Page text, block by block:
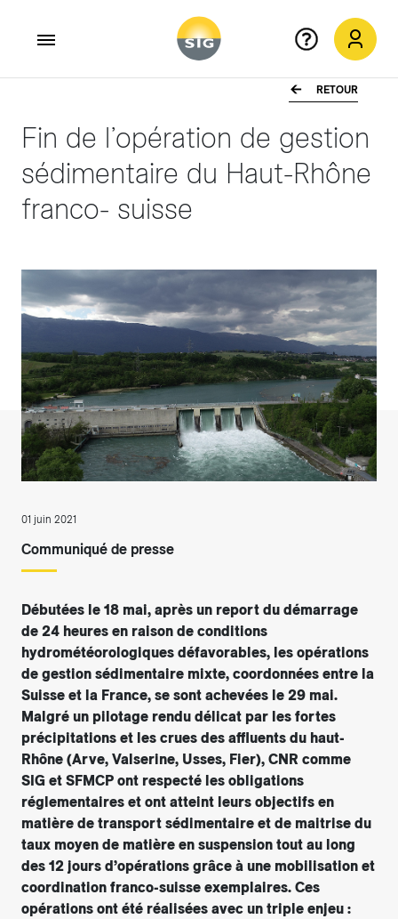
RETOUR
Fin de l’opération de gestion
sédimentaire du Haut-Rhône
franco- suisse
01 juin 2021
Communiqué de presse
Débutées le 18 mai, après un report du démarrage
de 24 heures en raison de conditions
hydrométéorologiques défavorables, les opérations
de gestion sédimentaire mixte, coordonnées entre la
Suisse et la France, se sont achevées le 29 mai.
Malgré un pilotage rendu délicat par les fortes
précipitations et les crues des affluents du haut-
Rhône (Arve, Valserine, Usses, Fier), CNR comme
SIG et SFMCP ont respecté les obligations
réglementaires et ont atteint leurs objectifs en
matière de transport sédimentaire et de maitrise du
taux moyen de matière en suspension tout au long
des 12 jours d’opérations grâce à une mobilisation et
coordination franco-suisse exemplaires. Ces
opérations ont été réalisées avec un triple enjeu :